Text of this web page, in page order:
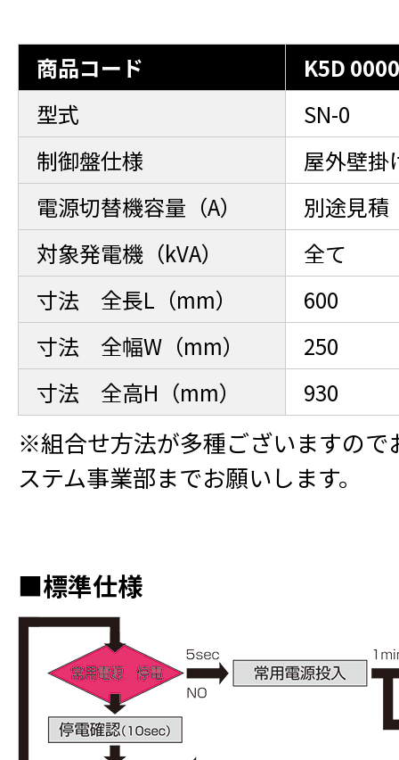
商品コード
K5D
型式
SN-0
制御盤仕様
屋外壁掛
電源切替機容量（A）
別途見積
対象発電機（kVA）
全て
寸法 全長L（mm）
600
寸法 全幅W（mm）
250
寸法 全高H（mm）
930
※組合せ方法が多種ございますので
ステム事業部までお願いします。
■標準仕様